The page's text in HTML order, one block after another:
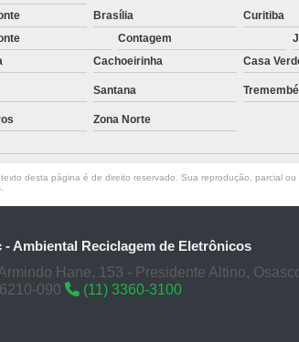
Brasília Curitiba
Contagem
Cachoeirinha Casa
Santana Tremembé
Zona Norte
desta página é de direito reservado. Sua reprodução, parcial
- Ambiental Reciclagem de Eletrônicos
Hane, 153 - Presidente Altino,
090
(11) 3360-3100